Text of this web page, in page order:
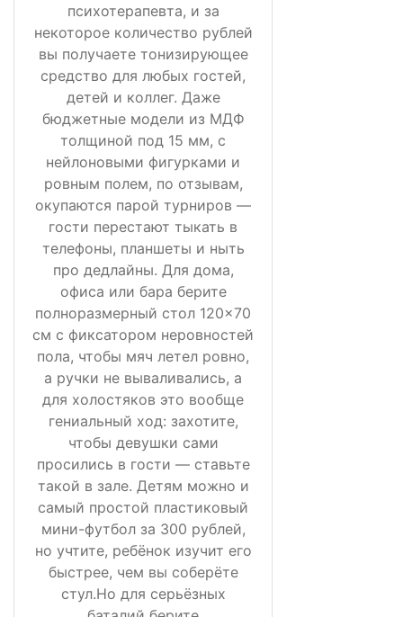
психотерапевта, и за
некоторое количество рублей
вы получаете тонизирующее
средство для любых гостей,
детей и коллег. Даже
бюджетные модели из МДФ
толщиной под 15 мм, с
нейлоновыми фигурками и
ровным полем, по отзывам,
окупаются парой турниров —
гости перестают тыкать в
телефоны, планшеты и ныть
про дедлайны. Для дома,
офиса или бара берите
полноразмерный стол 120×70
см с фиксатором неровностей
пола, чтобы мяч летел ровно,
а ручки не вываливались, а
для холостяков это вообще
гениальный ход: захотите,
чтобы девушки сами
просились в гости — ставьте
такой в зале. Детям можно и
самый простой пластиковый
мини-футбол за 300 рублей,
но учтите, ребёнок изучит его
быстрее, чем вы соберёте
стул.Но для серьёзных